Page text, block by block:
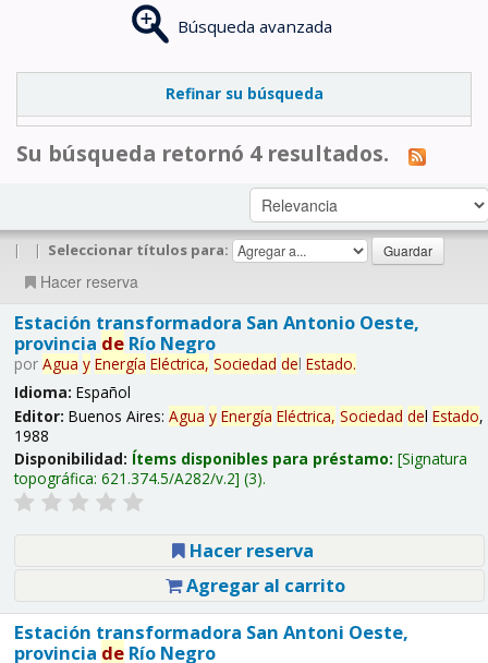
Búsqueda avanzada
Refinar su búsqueda
Su búsqueda retornó 4 resultados.
| | Seleccionar títulos para:
Hacer reserva
Estación transformadora San Antonio Oeste,
provincia deRío Negro
por Agua y Energía Eléctrica, Sociedad del Estado.
Idioma: Español
Editor: Buenos Aires: Agua y Energía Eléctrica, Sociedad del Estado,
1988
Disponibilidad: Ítems disponibles para préstamo: Signatura
topográfica: 621.374.5/A282/v.2 (3).
Hacer reserva
Agregar al carrito
Estación transformadora San Antoni Oeste,
provincia deRío Negro